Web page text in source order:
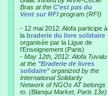
Bras at the C'est pas du
Vent sur RFI program (RFI)
- 12 mai 2012: Alofa participe à
la braderie du livre solidaire
organisée par la Ligue de
l'Enseignement (Paris)
- May 12th, 2012: Alofa Tuvalu
at the "Braderie de livres
solidaire"organized by the
International Solidarity
Network of NGOs AT belongs
to. (Blanqui Market, Paris 13e)